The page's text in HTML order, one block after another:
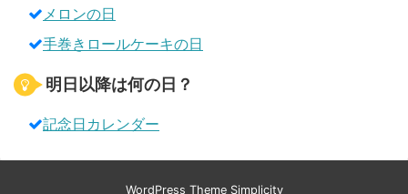
メロンの日
手巻きロールケーキの日
明日以降は何の日？
記念日カレンダー
WordPress Theme Simplicity